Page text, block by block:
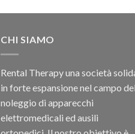
CHI SIAMO
Rental Therapy una società
in forte espansione nel campo del
noleggio di apparecchi
elettromedicali ed ausili